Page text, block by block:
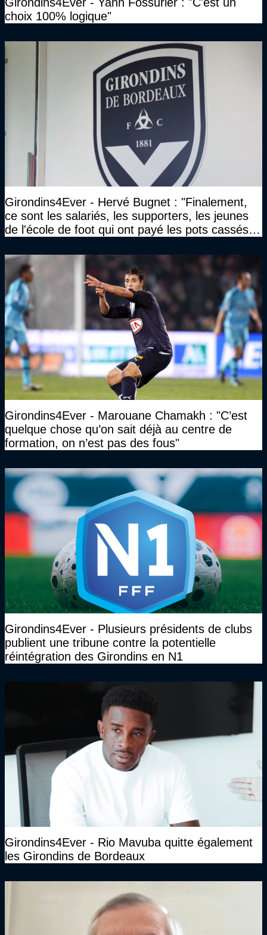
choix 100% logique"
Girondins4Ever - Hervé Bugnet : "Finalement,
ce sont les salariés, les supporters, les jeunes
de l'école de foot qui ont payé les pots cassés
Girondins4Ever - Marouane Chamakh : "C’est
quelque chose qu’on sait déjà au centre de
formation, on n’est pas des fous"
Girondins4Ever - Plusieurs présidents de clubs
publient une tribune contre la potentielle
réintégration des Girondins en N1
Girondins4Ever - Rio Mavuba quitte également
les Girondins de Bordeaux